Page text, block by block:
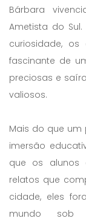
Bárbara
Ametista do
curiosidade, os
fascinante de
preciosas e
valiosos.
Mais do que um
imersão
que os alunos
relatos que
cidade, eles
mundo sob